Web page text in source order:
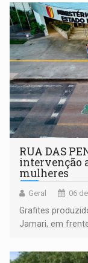
RUA DAS
intervenção
mulheres
Geral 06
Grafites
Jamari, em
da Penha e o